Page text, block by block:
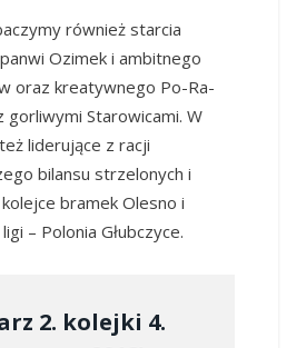
również starcia
Ozimek i ambitnego
oraz kreatywnego Po-Ra-
gorliwymi Starowicami. W
liderujące z racji
bilansu strzelonych i
bramek Olesno i
– Polonia Głubczyce.
2. kolejki 4.